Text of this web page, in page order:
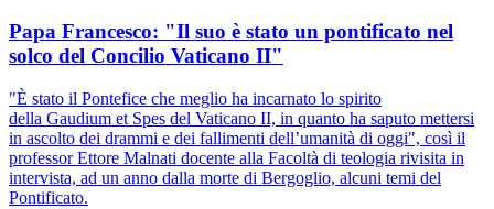
Papa Francesco: "Il suo è stato un pontificato nel
solco del Concilio Vaticano II"
"È stato il Pontefice che meglio ha incarnato lo spirito
della Gaudium et Spes del Vaticano II, in quanto ha saputo mettersi
in ascolto dei drammi e dei fallimenti dell’umanità di oggi", così il
professor Ettore Malnati docente alla Facoltà di teologia rivisita in
intervista, ad un anno dalla morte di Bergoglio, alcuni temi del
Pontificato.